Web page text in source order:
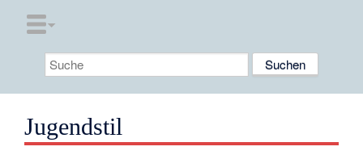
Jugendstil